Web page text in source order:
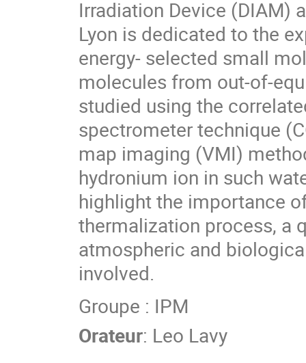
Irradiation Device (DIAM)
Lyon is dedicated to the
energy- selected small
molecules from out-of-
studied using the
spectrometer technique
map imaging (VMI)
hydronium ion in such
highlight the importance
thermalization process, a
atmospheric and
involved.
Groupe : IPM
Orateur: Leo Lavy